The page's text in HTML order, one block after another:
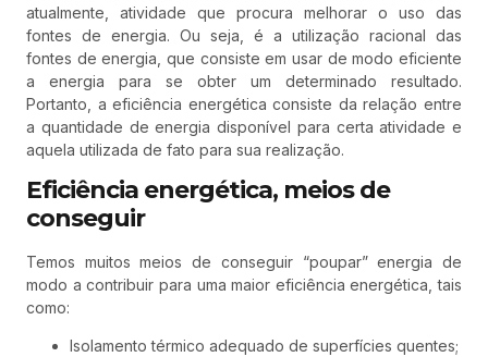
atualmente, atividade que procura melhorar o uso das
fontes de energia. Ou seja, é a utilização racional das
fontes de energia, que consiste em usar de modo eficiente
a energia para se obter um determinado resultado.
Portanto, a eficiência energética consiste da relação entre
a quantidade de energia disponível para certa atividade e
aquela utilizada de fato para sua realização.
Eficiência energética, meios de
conseguir
Temos muitos meios de conseguir “poupar” energia de
modo a contribuir para uma maior eficiência energética, tais
como:
Isolamento térmico adequado de superfícies quentes;